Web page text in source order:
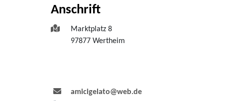
Anschrift
Marktplatz 8
97877 Wertheim
amicigelato@web.de